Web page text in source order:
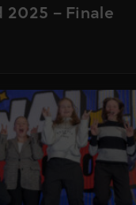
2025 – Finale